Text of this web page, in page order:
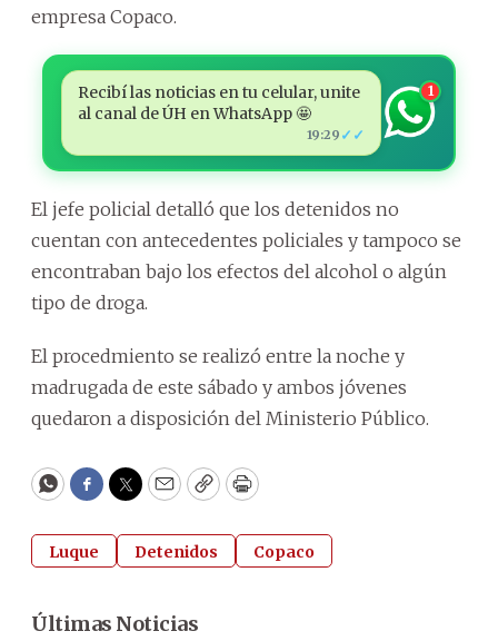
empresa Copaco.
Recibí las noticias en tu celular, unite
al canal de ÚH en WhatsApp 🤩
19:29 ✓✓
1
El jefe policial detalló que los detenidos no
cuentan con antecedentes policiales y tampoco se
encontraban bajo los efectos del alcohol o algún
tipo de droga.
El procedmiento se realizó entre la noche y
madrugada de este sábado y ambos jóvenes
quedaron a disposición del Ministerio Público.
WhatsApp
Facebook
Twitter
EmailCopyPrint
Luque Detenidos Copaco
Últimas Noticias